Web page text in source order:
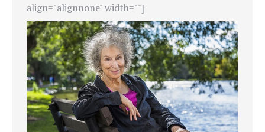
align="alignnone" width=""]